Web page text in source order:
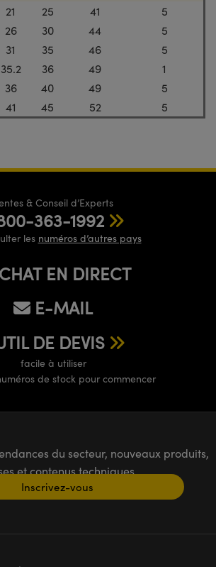
21 25 41 5
26 30 44 5
31 35 46 5
35.2 36 49 1
36 40 49 5
41 45 52 5
& Conseil d’Experts
363-1992
les numéros d’autres pays
CHAT EN DIRECT
E-MAIL
DE DEVIS
facile à utiliser
de stock pour commencer
du secteur, nouveaux produits,
et contenus techniques
Inscrivez-vous